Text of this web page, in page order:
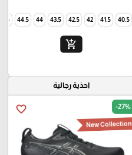
40.5
41.5
42
42.5
43.5
44
44.5
45
add_shopping_cart
احذية رجالية
favorite_border -27%
New Collection